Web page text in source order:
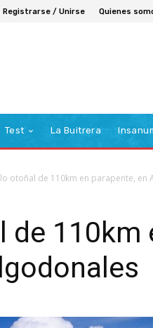
Registrarse / Unirse Quienes
Test La Buitrera
otoñal de 110km en parapente, en
de 110km